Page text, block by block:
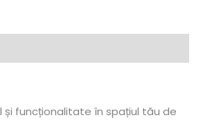
funcționalitate în spațiul tău de